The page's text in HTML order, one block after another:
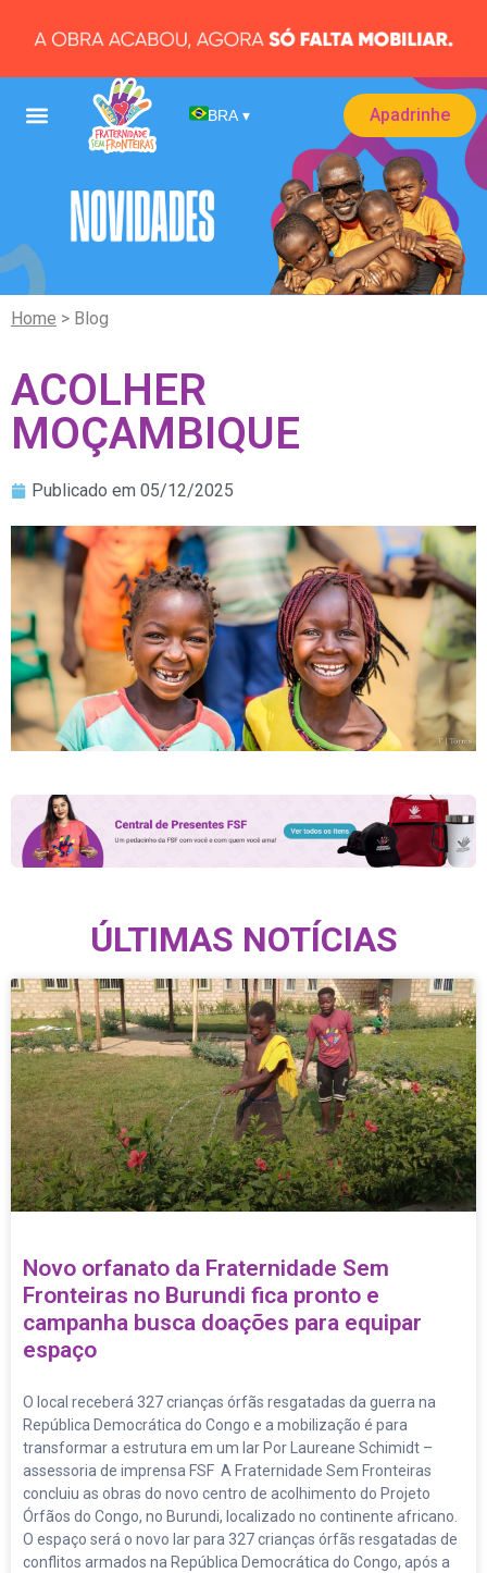
BRA ▾ Apadrinhe
Home > Blog
ACOLHER
MOÇAMBIQUE
Publicado em 05/12/2025
ÚLTIMAS NOTÍCIAS
Novo orfanato da Fraternidade Sem
Fronteiras no Burundi fica pronto e
campanha busca doações para equipar
espaço
O local receberá 327 crianças órfãs resgatadas da guerra na
República Democrática do Congo e a mobilização é para
transformar a estrutura em um lar Por Laureane Schimidt –
assessoria de imprensa FSF A Fraternidade Sem Fronteiras
concluiu as obras do novo centro de acolhimento do Projeto
Órfãos do Congo, no Burundi, localizado no continente africano.
O espaço será o novo lar para 327 crianças órfãs resgatadas de
conflitos armados na República Democrática do Congo, após a